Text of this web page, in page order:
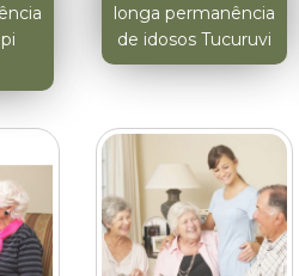
longa permanência
de idosos Tucuruvi